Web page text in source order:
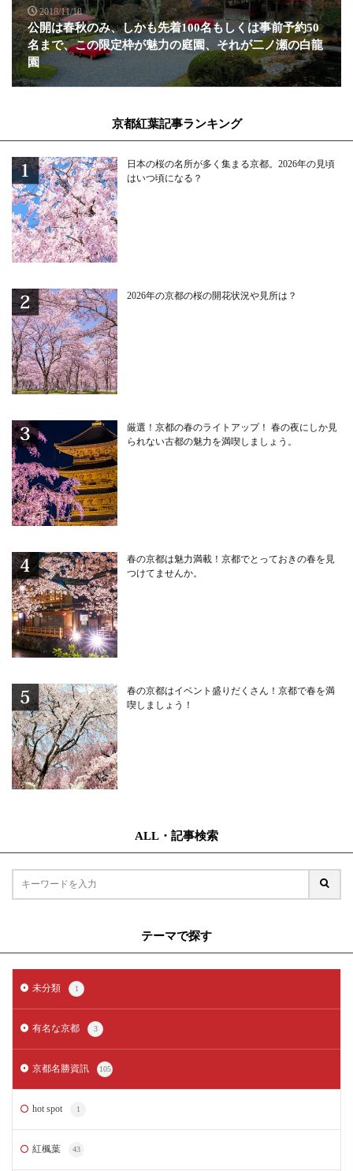
2018/11/18
公開は春秋のみ、しかも先着100名もしくは事前予約50
名まで、この限定枠が魅力の庭園、それが二ノ瀬の白龍
園
京都紅葉記事ランキング
日本の桜の名所が多く集まる京都。2026年の見頃
はいつ頃になる？
2026年の京都の桜の開花状況や見所は？
厳選！京都の春のライトアップ！ 春の夜にしか見
られない古都の魅力を満喫しましょう。
春の京都は魅力満載！京都でとっておきの春を見
つけてませんか。
春の京都はイベント盛りだくさん！京都で春を満
喫しましょう！
ALL・記事検索
テーマで探す
未分類 1
有名な京都 3
京都名勝資訊 105
hot spot 1
紅楓葉 43